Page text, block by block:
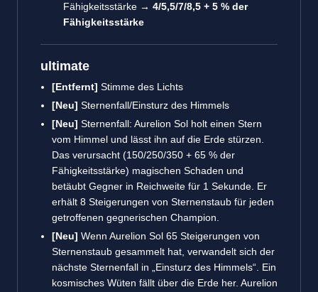
Fähigkeitsstärke → 4/5,5/7/8,5 + 5 % der
Fähigkeitsstärke
ultimate
[Entfernt] Stimme des Lichts
[Neu] Sternenfall/Einsturz des Himmels
[Neu] Sternenfall: Aurelion Sol holt einen Stern
vom Himmel und lässt ihn auf die Erde stürzen.
Das verursacht (150/250/350 + 65 % der
Fähigkeitsstärke) magischen Schaden und
betäubt Gegner in Reichweite für 1 Sekunde. Er
erhält 8 Steigerungen von Sternenstaub für jeden
getroffenen gegnerischen Champion.
[Neu] Wenn Aurelion Sol 65 Steigerungen von
Sternenstaub gesammelt hat, verwandelt sich der
nächste Sternenfall in „Einsturz des Himmels“. Ein
kosmisches Wüten fällt über die Erde her. Aurelion